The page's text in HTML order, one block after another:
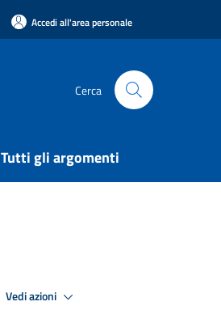
Accedi all'area personale
Cerca
Tutti gli argomenti
Vedi azioni